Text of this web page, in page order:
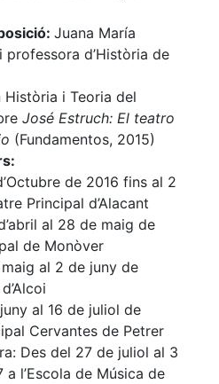
Juana María
d’Història de
i Teoria del
José Estruch: El teatro
(Fundamentos, 2015)
de 2016 fins al 2
Principal d’Alacant
al 28 de maig de
de Monòver
al 2 de juny de
al 16 de juliol de
Cervantes de Petrer​
Des del 27 de juliol al 3
l’Escola de Música de